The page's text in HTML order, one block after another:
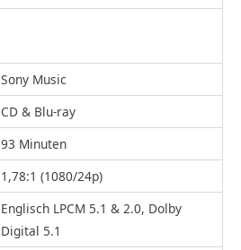
Sony Music
CD & Blu-ray
93 Minuten
1,78:1 (1080/24p)
Englisch LPCM 5.1 & 2.0, Dolby
Digital 5.1